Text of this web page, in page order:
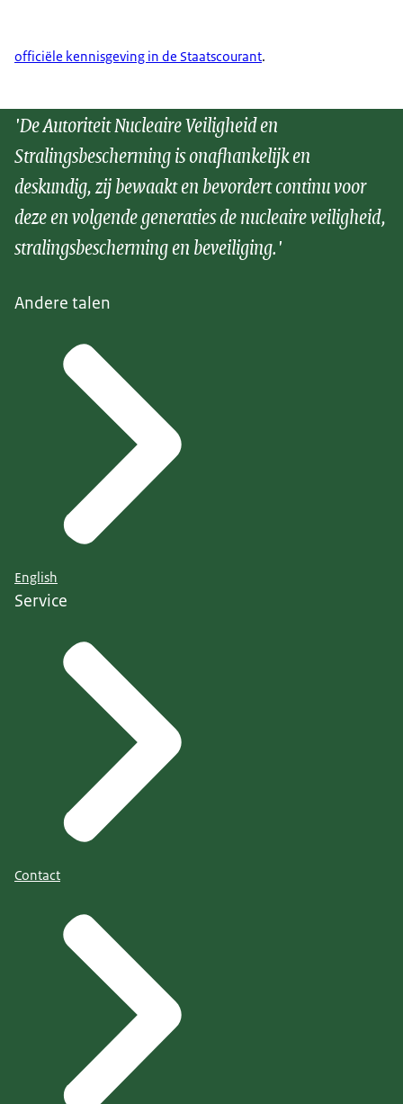
officiële kennisgeving in de Staatscourant.
'De Autoriteit Nucleaire Veiligheid en
Stralingsbescherming is onafhankelijk en
deskundig, zij bewaakt en bevordert continu voor
deze en volgende generaties de nucleaire veiligheid,
stralingsbescherming en beveiliging.'
Andere talen
English
Service
Contact